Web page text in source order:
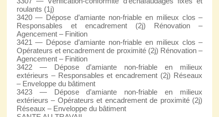
roulants (1j)
3420 — Dépose d’amiante non-friable en milieux clos –
Responsables et encadrement (2j) Rénovation –
Agencement – Finition
3421 — Dépose d’amiante non-friable en milieux clos –
Opérateurs et encadrement de proximité (2j) Rénovation –
Agencement – Finition
3422 — Dépose d’amiante non-friable en milieux
extérieurs – Responsables et encadrement (2j) Réseaux
– Enveloppe du bâtiment
3423 — Dépose d’amiante non-friable en milieux
extérieurs – Opérateurs et encadrement de proximité (2j)
Réseaux – Enveloppe du bâtiment